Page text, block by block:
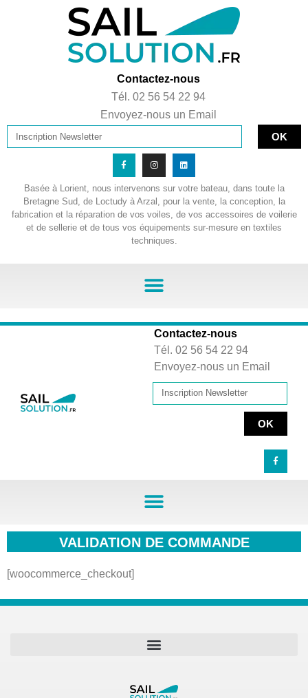
Contactez-nous
Tél. 02 56 54 22 94
Envoyez-nous un Email
OK
Basée à Lorient, nous intervenons sur votre bateau, dans toute la
Bretagne Sud, de Loctudy à Arzal, pour la vente, la conception, la
fabrication et la réparation de vos voiles, de vos accessoires de voilerie
et de sellerie et de tous vos équipements sur-mesure en textiles
techniques.
Contactez-nous
Tél. 02 56 54 22 94
Envoyez-nous un Email
OK
VALIDATION DE COMMANDE
[woocommerce_checkout]